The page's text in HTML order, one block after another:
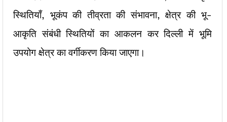
स्थितियाँ, भूकंप की तीव्रता की संभावना, क्षेत्र की भू-
आकृति संबंधी स्थितियों का आकलन कर दिल्ली में भूमि
उपयोग क्षेत्र का वर्गीकरण किया जाएगा।